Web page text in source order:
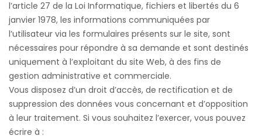
l’article 27 de la Loi Informatique, fichiers et libertés du 6
janvier 1978, les informations communiquées par
l’utilisateur via les formulaires présents sur le site, sont
nécessaires pour répondre à sa demande et sont destinés
uniquement à l’exploitant du site Web, à des fins de
gestion administrative et commerciale.
Vous disposez d’un droit d’accès, de rectification et de
suppression des données vous concernant et d’opposition
à leur traitement. Si vous souhaitez l’exercer, vous pouvez
écrire à :